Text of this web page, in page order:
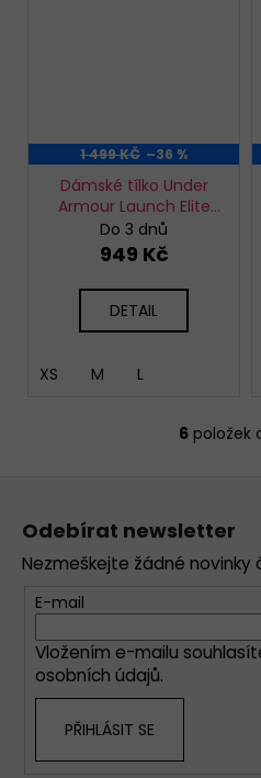
1 499 KČ –36 %
Dámské tílko Under
Armour Launch Elite
Tank
Do 3 dnů
949 Kč
DETAIL
XS M L
O
a
í
p
r
6 položek
Odebírat newsletter
Nezmeškejte žádné novinky
E-mail
Vložením e-mailu
osobních údajů.
PŘIHLÁSIT SE